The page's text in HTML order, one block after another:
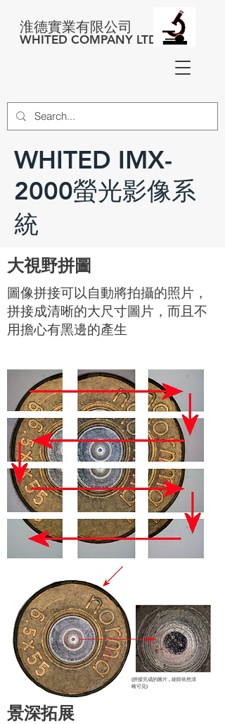
淮德實業有限公司
WHITED COMPANY LTD
WHITED IMX-
2000螢光影像系
統
大視野拼圖
圖像拼接可以自動將拍攝的照片，
拼接成清晰的大尺寸圖片，而且不
用擔心有黑邊的產生
(拼接完成的圖片 , 細節依然清
晰可見)
景深拓展